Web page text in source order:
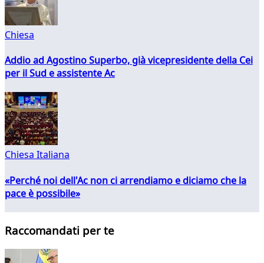
Chiesa
Addio ad Agostino Superbo, già vicepresidente della Cei
per il Sud e assistente Ac
Chiesa Italiana
«Perché noi dell'Ac non ci arrendiamo e diciamo che la
pace è possibile»
Raccomandati per te